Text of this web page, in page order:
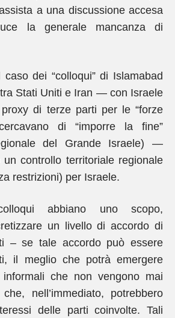
a una discussione accesa
la generale mancanza di
dei “colloqui” di Islamabad
Stati Uniti e Iran — con Israele
di terze parti per le “forze
di “imporre la fine”
del Grande Israele) —
controllo territoriale regionale
restrizioni) per Israele.
abbiano uno scopo,
un livello di accordo di
– se tale accordo può essere
il meglio che potrà emergere
che non vengono mai
nell’immediato, potrebbero
delle parti coinvolte. Tali